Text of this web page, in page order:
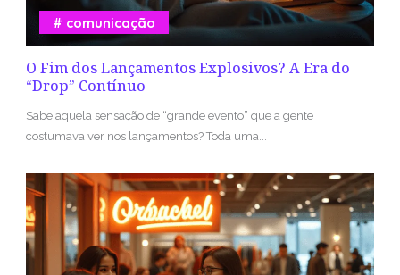
O Fim dos Lançamentos Explosivos? A Era do
“Drop” Contínuo
comunicação
Sabe aquela sensação de “grande evento” que a gente
costumava ver nos lançamentos? Toda uma...